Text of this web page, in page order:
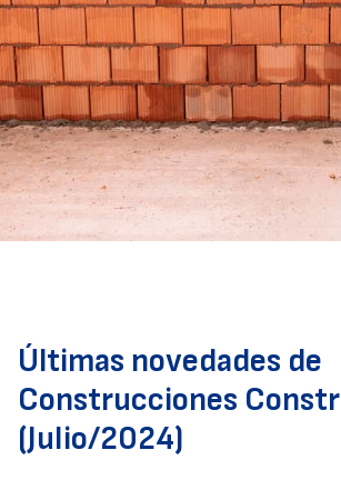
Últimas novedades de
Construcciones
(Julio/2024)